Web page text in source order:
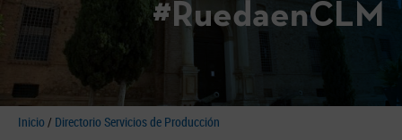
#RuedaenCLM
Inicio / Directorio Servicios de Producción